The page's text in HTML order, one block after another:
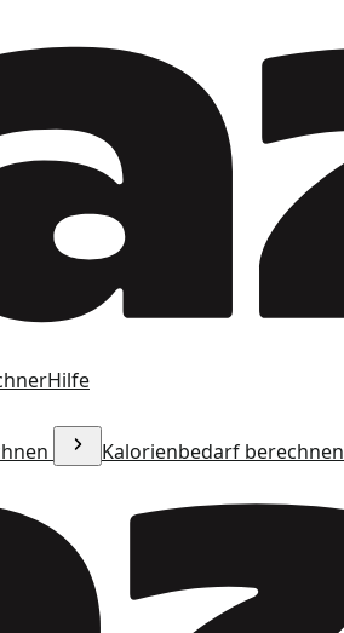
Hilfe
Kalorienbedarf berechnen